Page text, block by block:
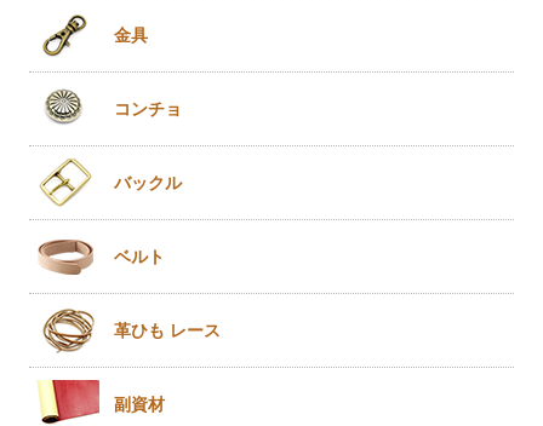
金具
コンチョ
バックル
ベルト
革ひも レース
副資材